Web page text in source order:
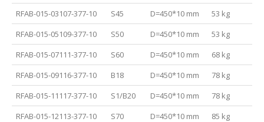
RFAB-015-03107-377-10
S45 D=450*10 mm
53 kg
RFAB-015-05109-377-10
S50 D=450*10 mm
53 kg
RFAB-015-07111-377-10
S60 D=450*10 mm
68 kg
RFAB-015-09116-377-10
B18 D=450*10 mm
78 kg
RFAB-015-11117-377-10
S1/B20 D=450*10 mm
78 kg
RFAB-015-12113-377-10
S70 D=450*10 mm 85 kg